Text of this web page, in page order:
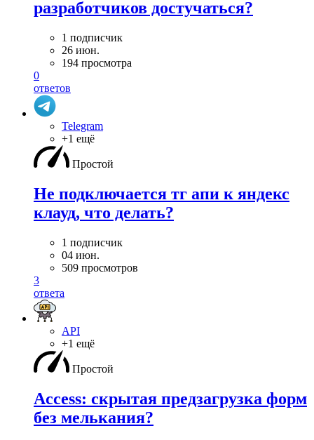
разработчиков достучаться?
1 подписчик
26 июн.
194 просмотра
0
ответов
Telegram
+1 ещё
Простой
Не подключается тг апи к яндекс
клауд, что делать?
1 подписчик
04 июн.
509 просмотров
3
ответа
API
+1 ещё
Простой
Access: скрытая предзагрузка форм
без мелькания?